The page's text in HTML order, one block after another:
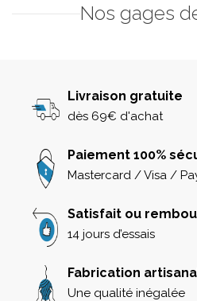
Nos gages
Livraison gratuite
dès 69€ d'achat
Paiement 100%
Mastercard / Visa /
Satisfait ou
14 jours d’essais
Fabrication
Une qualité inégalée